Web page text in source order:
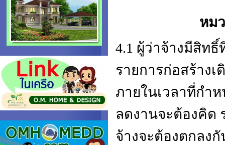
หม
4.1 ผู้ว่าจ้างมีสิท
รายการก่อสร้าง
ภายในเวลาที่กำ
ลดงานจะต้องคิด
จ้างจะต้องตกลง